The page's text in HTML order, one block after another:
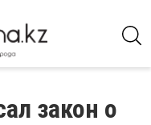
закон о